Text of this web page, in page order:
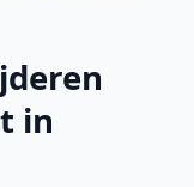
in